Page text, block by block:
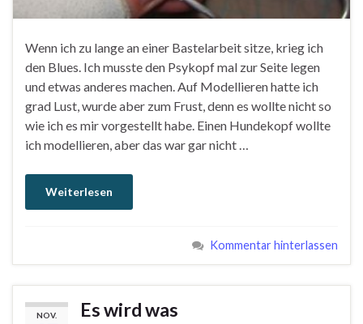
Wenn ich zu lange an einer Bastelarbeit sitze, krieg ich
den Blues. Ich musste den Psykopf mal zur Seite legen
und etwas anderes machen. Auf Modellieren hatte ich
grad Lust, wurde aber zum Frust, denn es wollte nicht so
wie ich es mir vorgestellt habe. Einen Hundekopf wollte
ich modellieren, aber das war gar nicht …
Weiterlesen
Kommentar hinterlassen
NOV. Es wird was